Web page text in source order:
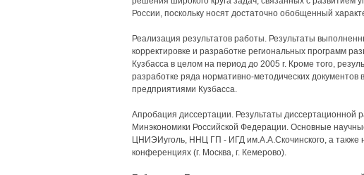
России, поскольку носят достаточно обобщенный
Реализация результатов работы. Результаты
корректировке и разработке региональных программ
Кузбасса в целом на период до 2005 г. Кроме того,
разработке ряда нормативно-методических
предприятиями Кузбасса.
Апробация диссертации. Результаты диссертационной
Минэкономики Российской Федерации. Основные
ЦНИЭИуголь, ННЦ ГП - ИГД им.А.А.Скочинского, а также
конференциях (г. Москва, г. Кемерово).